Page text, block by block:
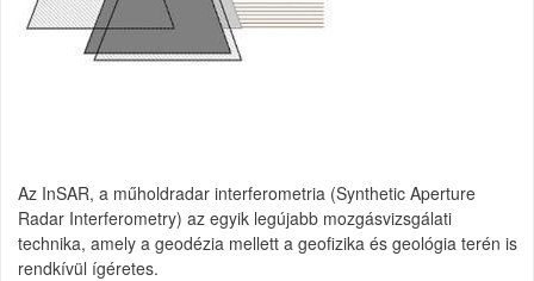
Az InSAR, a műholdradar interferometria (Synthetic Aperture
Radar Interferometry) az egyik legújabb mozgásvizsgálati
technika, amely a geodézia mellett a geofizika és geológia terén is
rendkívül ígéretes.